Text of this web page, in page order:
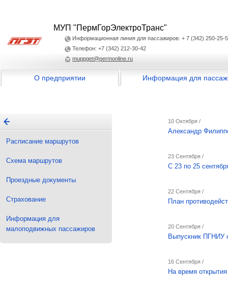
МУП "ПермГорЭлектроТранс"
Информационная линия для пассажиров: + 7 (342) 250-25-
Телефон: +7 (342) 212-30-42
muppget@permonline.ru
О предприятии Информация для
Расписание маршрутов
Схема маршрутов
Проездные документы
Страхование
Информация для
малоподвижных пассажиров
10 Октября /
Александр
23 Сентября /
С 23 по 25
22 Сентября /
План
20 Сентября /
Выпускник ПГНИУ
16 Сентября /
На время